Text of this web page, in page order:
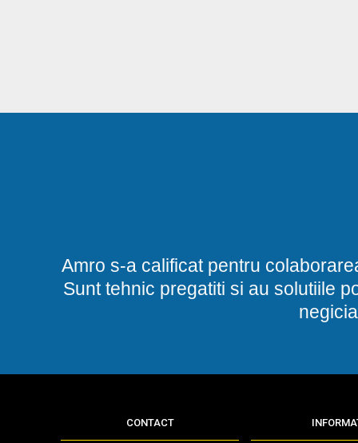
Amro s-a calificat pentru
Sunt tehnic pregatiti si au solutiile
CONTACT